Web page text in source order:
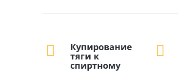
Купирование
тяги к
спиртному